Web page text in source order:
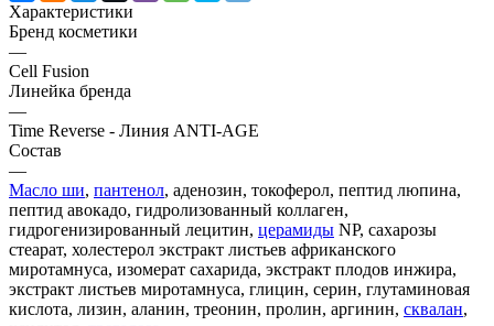
Характеристики
Бренд косметики
—
Cell Fusion
Линейка бренда
—
Time Reverse - Линия ANTI-AGE
Состав
—
Масло ши, пантенол, аденозин, токоферол, пептид люпина,
пептид авокадо, гидролизованный коллаген,
гидрогенизированный лецитин, церамиды NP, сахарозы
стеарат, холестерол экстракт листьев африканского
миротамнуса, изомерат сахарида, экстракт плодов инжира,
экстракт листьев миротамнуса, глицин, серин, глутаминовая
кислота, лизин, аланин, треонин, пролин, аргинин, сквалан,